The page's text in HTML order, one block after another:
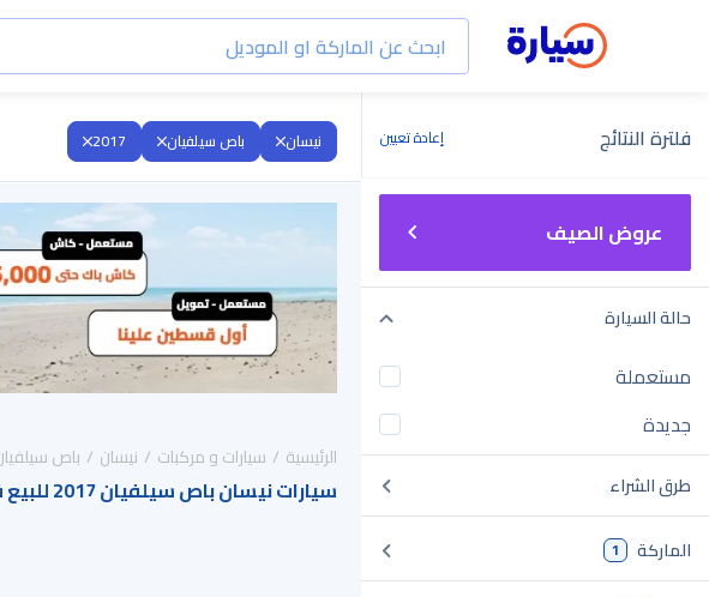
فلترة النتائج إعادة تعيين
عروض الصيف
حالة السيارة
مستعملة
جديدة
طرق الشراء
الماركة 1
نيسان باص سيلفيان 2017
الرئيسية سيارات و مركبات نيسان باص
سيارات نيسان باص سيلفيان 2017 للبيع في السعودية